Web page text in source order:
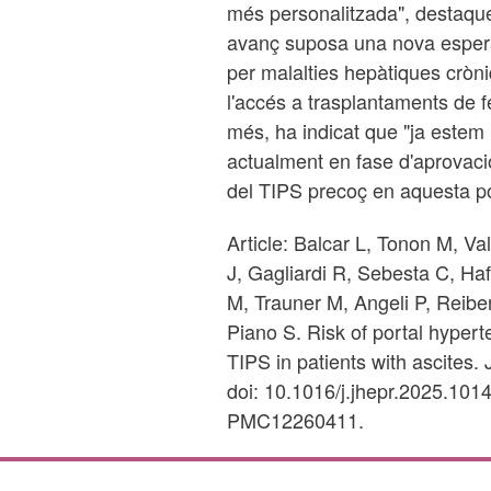
més personalitzada",
avanç suposa una nova
per malalties hepàtiques
l'accés a trasplantaments de
més, ha indicat que "ja
actualment en fase
del TIPS precoç en aquesta
Article: Balcar L, Tonon M,
J, Gagliardi R, Sebesta C,
M, Trauner M, Angeli P,
Piano S. Risk of portal
TIPS in patients with ascites.
doi: 10.1016/
PMC12260411.